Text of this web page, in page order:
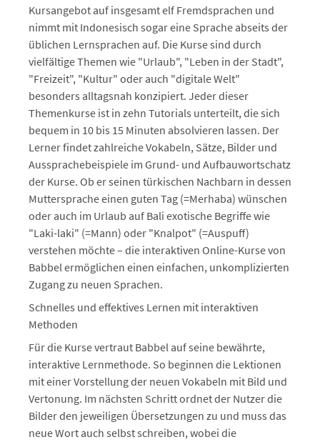
Kursangebot auf insgesamt elf Fremdsprachen und
nimmt mit Indonesisch sogar eine Sprache abseits der
üblichen Lernsprachen auf. Die Kurse sind durch
vielfältige Themen wie "Urlaub", "Leben in der Stadt",
"Freizeit", "Kultur" oder auch "digitale Welt"
besonders alltagsnah konzipiert. Jeder dieser
Themenkurse ist in zehn Tutorials unterteilt, die sich
bequem in 10 bis 15 Minuten absolvieren lassen. Der
Lerner findet zahlreiche Vokabeln, Sätze, Bilder und
Aussprachebeispiele im Grund- und Aufbauwortschatz
der Kurse. Ob er seinen türkischen Nachbarn in dessen
Muttersprache einen guten Tag (=Merhaba) wünschen
oder auch im Urlaub auf Bali exotische Begriffe wie
"Laki-laki" (=Mann) oder "Knalpot" (=Auspuff)
verstehen möchte – die interaktiven Online-Kurse von
Babbel ermöglichen einen einfachen, unkomplizierten
Zugang zu neuen Sprachen.
Schnelles und effektives Lernen mit interaktiven
Methoden
Für die Kurse vertraut Babbel auf seine bewährte,
interaktive Lernmethode. So beginnen die Lektionen
mit einer Vorstellung der neuen Vokabeln mit Bild und
Vertonung. Im nächsten Schritt ordnet der Nutzer die
Bilder den jeweiligen Übersetzungen zu und muss das
neue Wort auch selbst schreiben, wobei die